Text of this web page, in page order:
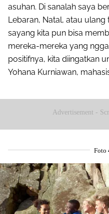
asuhan. Di sanalah saya
Lebaran, Natal, atau
sayang kita pun bisa
mereka-mereka yang
positifnya, kita diingatkan
Yohana Kurniawan,
Advertisement -
Foto